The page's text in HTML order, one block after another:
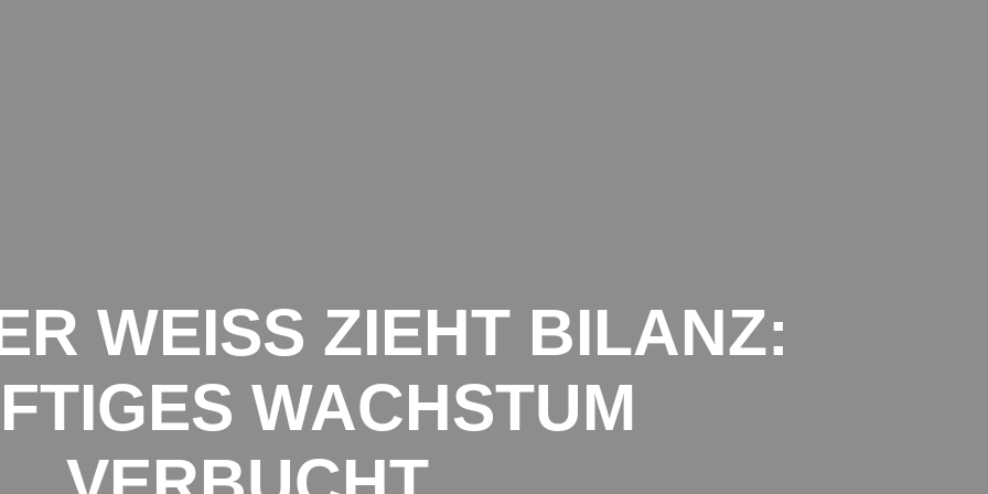
WEISS ZIEHT BILANZ:
WACHSTUM